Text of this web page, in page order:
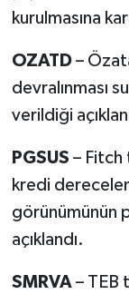
kurulmasına
OZATD –
devralınması
verildiği
PGSUS – Fitch
kredi
görünümünün
açıklandı.
SMRVA – TEB